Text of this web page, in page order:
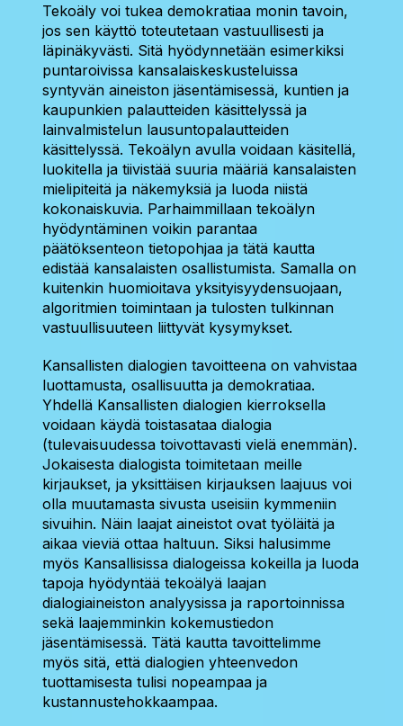
Tekoäly voi tukea demokratiaa monin tavoin,
jos sen käyttö toteutetaan vastuullisesti ja
läpinäkyvästi. Sitä hyödynnetään esimerkiksi
puntaroivissa kansalaiskeskusteluissa
syntyvän aineiston jäsentämisessä, kuntien ja
kaupunkien palautteiden käsittelyssä ja
lainvalmistelun lausuntopalautteiden
käsittelyssä. Tekoälyn avulla voidaan käsitellä,
luokitella ja tiivistää suuria määriä kansalaisten
mielipiteitä ja näkemyksiä ja luoda niistä
kokonaiskuvia. Parhaimmillaan tekoälyn
hyödyntäminen voikin parantaa
päätöksenteon tietopohjaa ja tätä kautta
edistää kansalaisten osallistumista. Samalla on
kuitenkin huomioitava yksityisyydensuojaan,
algoritmien toimintaan ja tulosten tulkinnan
vastuullisuuteen liittyvät kysymykset.
Kansallisten dialogien tavoitteena on vahvistaa
luottamusta, osallisuutta ja demokratiaa.
Yhdellä Kansallisten dialogien kierroksella
voidaan käydä toistasataa dialogia
(tulevaisuudessa toivottavasti vielä enemmän).
Jokaisesta dialogista toimitetaan meille
kirjaukset, ja yksittäisen kirjauksen laajuus voi
olla muutamasta sivusta useisiin kymmeniin
sivuihin. Näin laajat aineistot ovat työläitä ja
aikaa vieviä ottaa haltuun. Siksi halusimme
myös Kansallisissa dialogeissa kokeilla ja luoda
tapoja hyödyntää tekoälyä laajan
dialogiaineiston analyysissa ja raportoinnissa
sekä laajemminkin kokemustiedon
jäsentämisessä. Tätä kautta tavoittelimme
myös sitä, että dialogien yhteenvedon
tuottamisesta tulisi nopeampaa ja
kustannustehokkaampaa.